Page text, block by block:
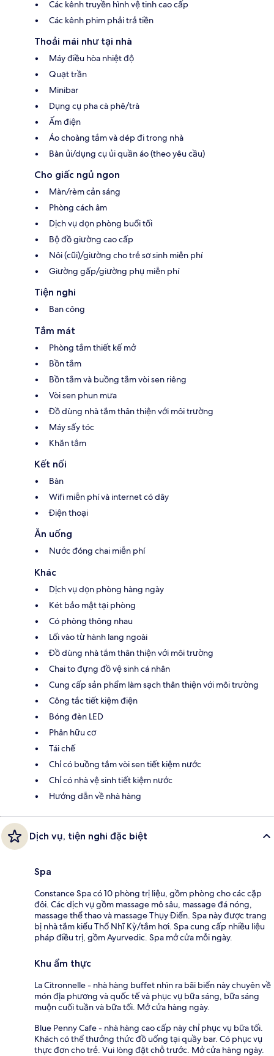
Các kênh truyền hình vệ tinh cao cấp
Các kênh phim phải trả tiền
Thoải mái như tại nhà
Máy điều hòa nhiệt độ
Quạt trần
Minibar
Dụng cụ pha cà phê/trà
Ấm điện
Áo choàng tắm và dép đi trong nhà
Bàn ủi/dụng cụ ủi quần áo (theo yêu cầu)
Cho giấc ngủ ngon
Màn/rèm cản sáng
Phòng cách âm
Dịch vụ dọn phòng buổi tối
Bộ đồ giường cao cấp
Nôi (cũi)/giường cho trẻ sơ sinh miễn phí
Giường gấp/giường phụ miễn phí
Tiện nghi
Ban công
Tắm mát
Phòng tắm thiết kế mở
Bồn tắm
Bồn tắm và buồng tắm vòi sen riêng
Vòi sen phun mưa
Đồ dùng nhà tắm thân thiện với môi trường
Máy sấy tóc
Khăn tắm
Kết nối
Bàn
Wifi miễn phí và internet có dây
Điện thoại
Ăn uống
Nước đóng chai miễn phí
Khác
Dịch vụ dọn phòng hàng ngày
Két bảo mật tại phòng
Có phòng thông nhau
Lối vào từ hành lang ngoài
Đồ dùng nhà tắm thân thiện với môi trường
Chai to đựng đồ vệ sinh cá nhân
Cung cấp sản phẩm làm sạch thân thiện với môi trường
Công tắc tiết kiệm điện
Bóng đèn LED
Phân hữu cơ
Tái chế
Chỉ có buồng tắm vòi sen tiết kiệm nước
Chỉ có nhà vệ sinh tiết kiệm nước
Hướng dẫn về nhà hàng
Dịch vụ, tiện nghi đặc biệt
Spa
Constance Spa có 10 phòng trị liệu, gồm phòng cho các cặp
đôi. Các dịch vụ gồm massage mô sâu, massage đá nóng,
massage thể thao và massage Thụy Điển. Spa này được trang
bị nhà tắm kiểu Thổ Nhĩ Kỳ/tắm hơi. Spa cung cấp nhiều liệu
pháp điều trị, gồm Ayurvedic. Spa mở cửa mỗi ngày.
Khu ẩm thực
La Citronnelle - nhà hàng buffet nhìn ra bãi biển này chuyên về
món địa phương và quốc tế và phục vụ bữa sáng, bữa sáng
muộn cuối tuần và bữa tối. Mở cửa hàng ngày.
Blue Penny Cafe - nhà hàng cao cấp này chỉ phục vụ bữa tối.
Khách có thể thưởng thức đồ uống tại quầy bar. Có phục vụ
thực đơn cho trẻ. Vui lòng đặt chỗ trước. Mở cửa hàng ngày.